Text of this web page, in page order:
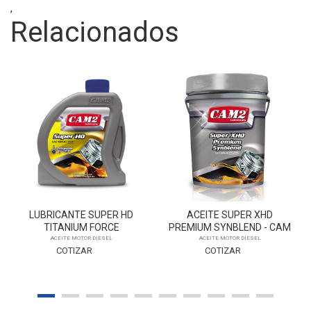
,
Relacionados
LUBRICANTE SUPER HD
TITANIUM FORCE
ACEITE MOTOR DIESEL
COTIZAR
ACEITE SUPER XHD
PREMIUM SYNBLEND - CAM
2
ACEITE MOTOR DIESEL
COTIZAR